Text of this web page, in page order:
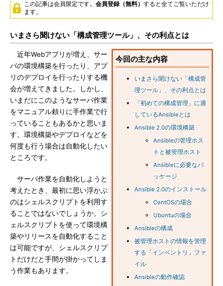
この記事は会員限定です。 会員登録（無料） すると全てご覧いただけ
ます。
いまさら聞けない「構成管理ツール」、その利点とは
今回の主な内容
いまさら聞けない「構成管
理ツール」、その利点とは
「初めての構成管理」に適
しているAnsibleとは
Ansible 2.0の環境構築
Ansibleの管理ホス
トと被管理ホスト
Ansibleに必要なパ
ッケージ
Ansible 2.0のインストール
CentOSの場合
Ubuntuの場合
Ansibleの構成
被管理ホストの情報を管理
する「インベントリ」ファ
イル
Ansibleの動作確認
近年Webアプリが増え、サー
バの環境構築を行ったり、アプ
リのデプロイを行ったりする機
会が増えてきました。しかし、
いまだにこのようなサーバ作業
をマニュアル頼りに手作業で行
っていることもあるかと思いま
す。環境構築やデプロイなどを
何度も行う場合は自動化したい
ところです。
サーバ作業を自動化しようと
考えたとき、最初に思い浮かぶ
のはシェルスクリプトを利用す
ることではないでしょうか。シ
ェルスクリプトを使って環境構
築やリリースを自動化すること
は可能ですが、シェルスクリプ
トだけだと手間が掛かってしま
う作業もあります。